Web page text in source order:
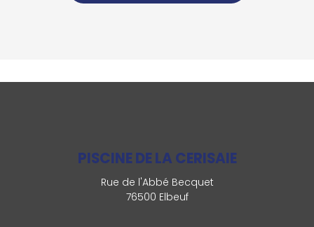
PISCINE DE LA CERISAIE
Rue de l'Abbé Becquet
76500 Elbeuf